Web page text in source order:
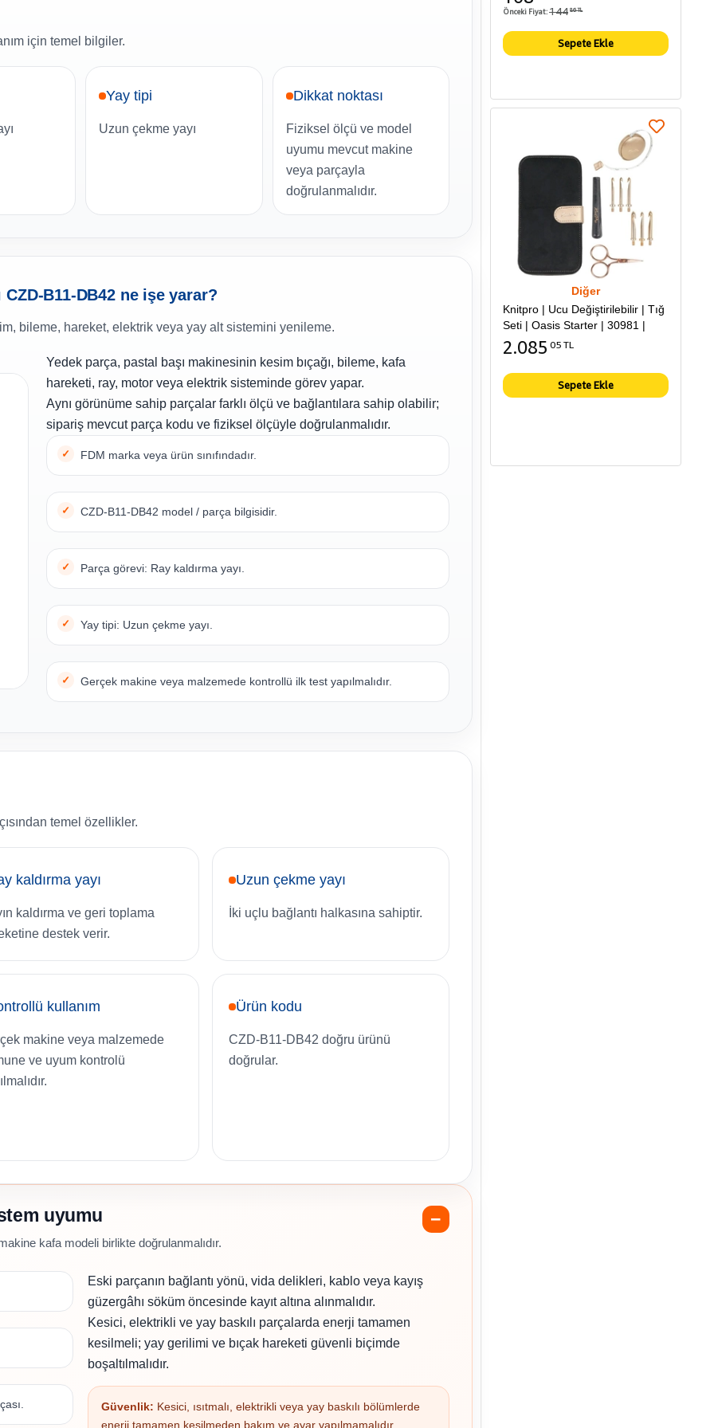
için temel bilgiler.
Yay tipi
Uzun çekme yayı
Dikkat noktası
Fiziksel ölçü ve model
uyumu mevcut makine
veya parçayla
doğrulanmalıdır.
CZD-B11-DB42 ne işe yarar?
bileme, hareket, elektrik veya yay alt sistemini yenileme.
Yedek parça, pastal başı makinesinin kesim bıçağı, bileme, kafa
hareketi, ray, motor veya elektrik sisteminde görev yapar.
Aynı görünüme sahip parçalar farklı ölçü ve bağlantılara sahip olabilir;
sipariş mevcut parça kodu ve fiziksel ölçüyle doğrulanmalıdır.
FDM marka veya ürün sınıfındadır.
CZD-B11-DB42 model / parça bilgisidir.
Parça görevi: Ray kaldırma yayı.
Yay tipi: Uzun çekme yayı.
Gerçek makine veya malzemede kontrollü ilk test yapılmalıdır.
temel özellikler.
kaldırma yayı
kaldırma ve geri toplama
destek verir.
Uzun çekme yayı
İki uçlu bağlantı halkasına sahiptir.
kullanım
makine veya malzemede
ve uyum kontrolü
Ürün kodu
CZD-B11-DB42 doğru ürünü
doğrular.
uyumu
kafa modeli birlikte doğrulanmalıdır.
Eski parçanın bağlantı yönü, vida delikleri, kablo veya kayış
güzergâhı söküm öncesinde kayıt altına alınmalıdır.
Kesici, elektrikli ve yay baskılı parçalarda enerji tamamen
kesilmeli; yay gerilimi ve bıçak hareketi güvenli biçimde
boşaltılmalıdır.
Güvenlik: Kesici, ısıtmalı, elektrikli veya yay baskılı bölümlerde
enerji tamamen kesilmeden bakım ve ayar yapılmamalıdır.
Önceki Fiyat:144 86 TL
Sepete Ekle
Diğer
Knitpro | Ucu Değiştirilebilir | Tığ
Seti | Oasis Starter | 30981 |
2.085 05 TL
Sepete Ekle